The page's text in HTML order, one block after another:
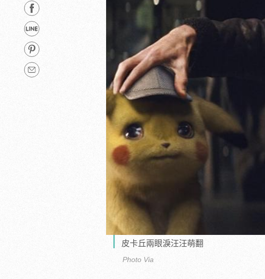
皮卡丘兩眼淚汪汪萌翻
Photo Via